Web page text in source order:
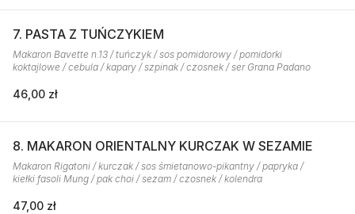
7. PASTA Z TUŃCZYKIEM
Makaron Bavette n.13 / tuńczyk / sos pomidorowy / pomidorki
koktajlowe / cebula / kapary / szpinak / czosnek / ser Grana Padano
46,00 zł
8. MAKARON ORIENTALNY KURCZAK W SEZAMIE
Makaron Rigatoni / kurczak / sos śmietanowo-pikantny / papryka /
kiełki fasoli Mung / pak choi / sezam / czosnek / kolendra
47,00 zł